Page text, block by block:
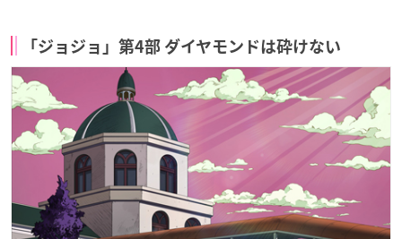
「ジョジョ」第4部 ダイヤモンドは砕けない